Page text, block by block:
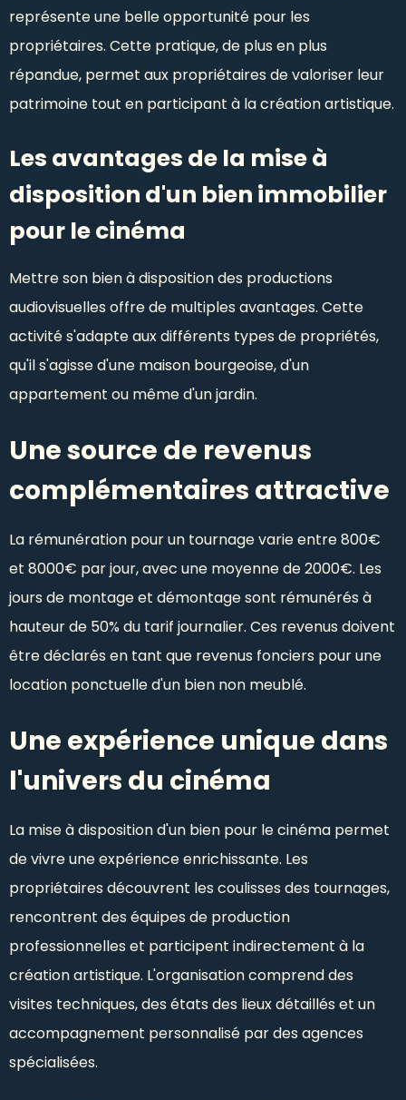
représente une belle opportunité pour les
propriétaires. Cette pratique, de plus en plus
répandue, permet aux propriétaires de valoriser leur
patrimoine tout en participant à la création artistique.
Les avantages de la mise à
disposition d'un bien immobilier
pour le cinéma
Mettre son bien à disposition des productions
audiovisuelles offre de multiples avantages. Cette
activité s'adapte aux différents types de propriétés,
qu'il s'agisse d'une maison bourgeoise, d'un
appartement ou même d'un jardin.
Une source de revenus
complémentaires attractive
La rémunération pour un tournage varie entre 800€
et 8000€ par jour, avec une moyenne de 2000€. Les
jours de montage et démontage sont rémunérés à
hauteur de 50% du tarif journalier. Ces revenus doivent
être déclarés en tant que revenus fonciers pour une
location ponctuelle d'un bien non meublé.
Une expérience unique dans
l'univers du cinéma
La mise à disposition d'un bien pour le cinéma permet
de vivre une expérience enrichissante. Les
propriétaires découvrent les coulisses des tournages,
rencontrent des équipes de production
professionnelles et participent indirectement à la
création artistique. L'organisation comprend des
visites techniques, des états des lieux détaillés et un
accompagnement personnalisé par des agences
spécialisées.